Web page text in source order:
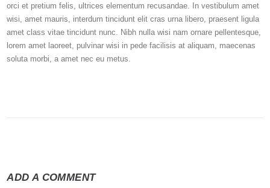
orci et pretium felis, ultrices elementum recusandae. In vestibulum amet
wisi, amet mauris, interdum tincidunt elit cras urna libero, praesent ligula
amet class vitae tincidunt nunc. Nibh nulla wisi nam ornare pellentesque,
lorem amet laoreet, pulvinar wisi in pede facilisis at aliquam, maecenas
soluta morbi, a amet nec eu metus.
ADD A COMMENT